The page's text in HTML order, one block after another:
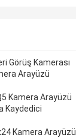
Görüş Kamerası
Arayüzü
Kamera Arayüzü
Kaydedici
Kamera Arayüzü